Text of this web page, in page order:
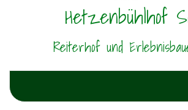
Hetzenbühlhof
Reiterhof und